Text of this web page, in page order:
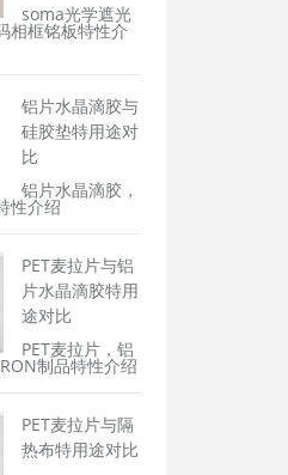
soma光学遮光
相框铭板特性介
铝片水晶滴胶与
硅胶垫特用途对
比
铝片水晶滴胶，
性介绍
PET麦拉片与铝
片水晶滴胶特用
途对比
PET麦拉片，铝
制品特性介绍
PET麦拉片与隔
热布特用途对比